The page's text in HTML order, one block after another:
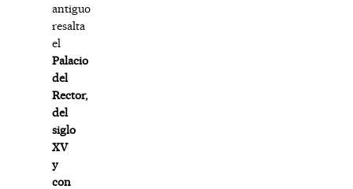
antiguo
resalta
el
Palacio
del
Rector,
del
siglo
XV
y
con